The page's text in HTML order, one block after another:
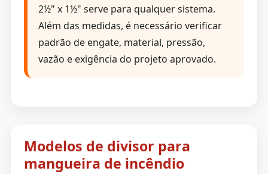
2½" x 1½" serve para qualquer sistema.
Além das medidas, é necessário verificar
padrão de engate, material, pressão,
vazão e exigência do projeto aprovado.
Modelos de divisor para
mangueira de incêndio